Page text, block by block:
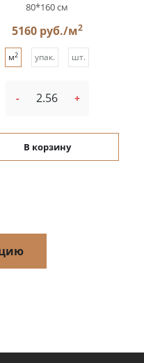
80*160 см
5160 руб./м2
м2 упак. шт.
- +
В корзину